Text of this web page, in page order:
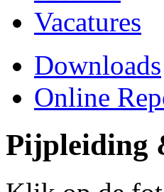
Vacatures
Downloads
Online
Pijpleiding